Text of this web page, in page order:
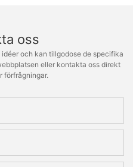
oss
och kan tillgodose de specifika
eller kontakta oss direkt
förfrågningar.